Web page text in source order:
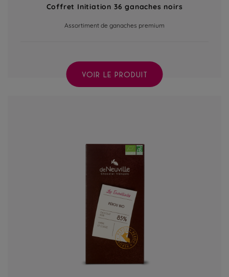
Coffret Initiation 36 ganaches noirs
Assortiment de ganaches premium
VOIR LE PRODUIT